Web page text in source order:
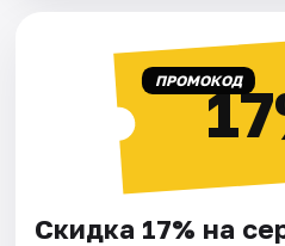
ПРОМОКОД
Скидка 17% на